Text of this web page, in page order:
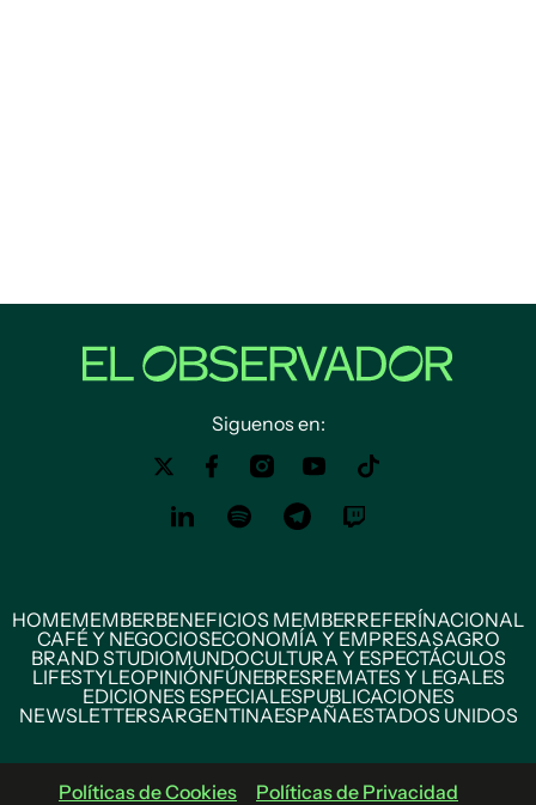
Siguenos en:
HOMEMEMBERBENEFICIOS MEMBERREFERÍNACIONAL
CAFÉ Y NEGOCIOSECONOMÍA Y EMPRESASAGRO
BRAND STUDIOMUNDOCULTURA Y ESPECTÁCULOS
LIFESTYLEOPINIÓNFÚNEBRESREMATES Y LEGALES
EDICIONES ESPECIALESPUBLICACIONES
NEWSLETTERSARGENTINAESPAÑAESTADOS UNIDOS
Políticas de Cookies Políticas de Privacidad